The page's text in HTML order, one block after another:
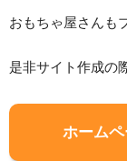
おもちゃ屋さんも
是非サイト作成の
ホーム